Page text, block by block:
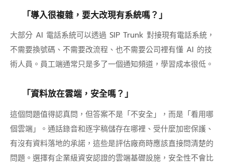
「導入很複雜，要大改現有系統嗎？」
大部分 AI 電話系統可以透過 SIP Trunk 對接現有電話系統，
不需要換號碼、不需要改流程、也不需要公司裡有懂 AI 的技
術人員。員工端通常只是多了一個通知頻道，學習成本很低。
「資料放在雲端，安全嗎？」
這個問題值得認真問，但答案不是「不安全」，而是「看用哪
個雲端」。通話錄音和逐字稿儲存在哪裡、受什麼加密保護、
有沒有資料落地的承諾，這些是評估廠商時應該直接問清楚的
問題。選擇有企業級資安認證的雲端基礎設施，安全性不會比